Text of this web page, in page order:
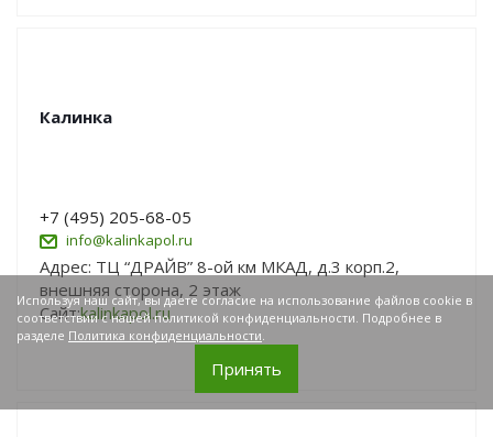
Калинка
+7 (495) 205-68-05
info@kalinkapol.ru
Адрес: ТЦ “ДРАЙВ” 8-ой км МКАД, д.3 корп.2,
внешняя сторона, 2 этаж
Сайт:kalinkapol.ru
Используя наш сайт, вы даете согласие на использование файлов cookie в
соответствии с нашей политикой конфиденциальности. Подробнее в
разделе Политика конфиденциальности.
Принять